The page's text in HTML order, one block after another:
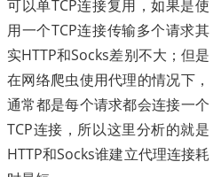
可以单TCP连接复用，如果是使
用一个TCP连接传输多个请求其
实HTTP和Socks差别不大；但是
在网络爬虫使用代理的情况下，
通常都是每个请求都会连接一个
TCP连接，所以这里分析的就是
HTTP和Socks谁建立代理连接耗